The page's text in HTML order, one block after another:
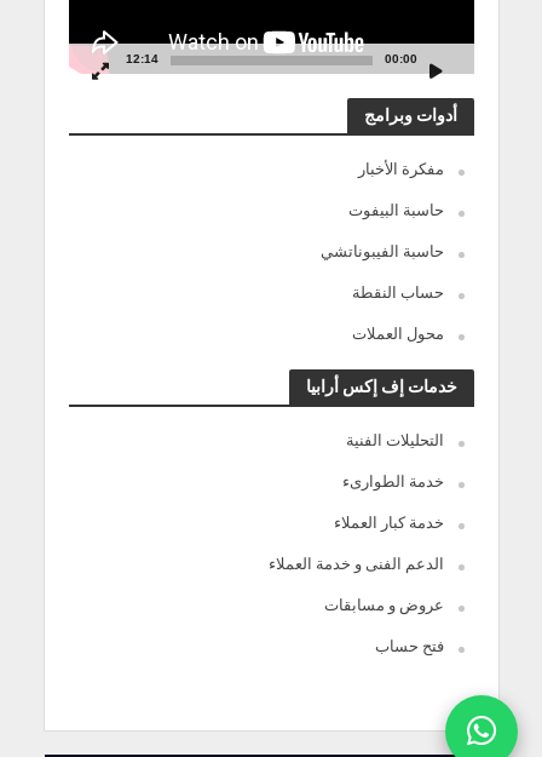
00:00
12:14
أدوات وبرامج
مفكرة الأخبار
حاسبة البيفوت
حاسبة الفيبوناتشي
حساب النقطة
محول العملات
خدمات إف إكس أرابيا
التحليلات الفنية
خدمة الطوارىء
خدمة كبار العملاء
الدعم الفنى و خدمة العملاء
عروض و مسابقات
فتح حساب